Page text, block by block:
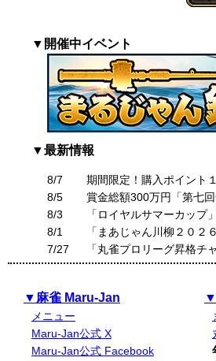
▼開催中イベント
▼最新情報
8/7
期間限定！購入ポイント
8/5
賞金総額300万円「第七
8/3
「ロイヤルサマーカップ
8/1
「まあじゃん川柳２０２
7/27
「丸雀プロリーグ昇格チ
▼麻雀 Maru-Jan
メニュー
Maru-Jan公式 X
Maru-Jan公式 Facebook
▼